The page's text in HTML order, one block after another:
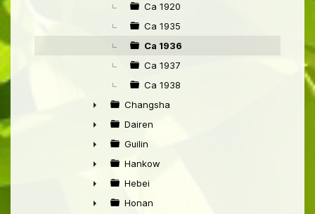
Ca 1920
Ca 1935
Ca 1936
Ca 1937
Ca 1938
►
Changsha
►
Dairen
►
Guilin
►
Hankow
►
Hebei
Honan